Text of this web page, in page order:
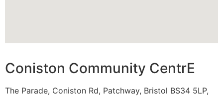
Coniston Community CentrE
The Parade, Coniston Rd, Patchway, Bristol BS34 5LP,